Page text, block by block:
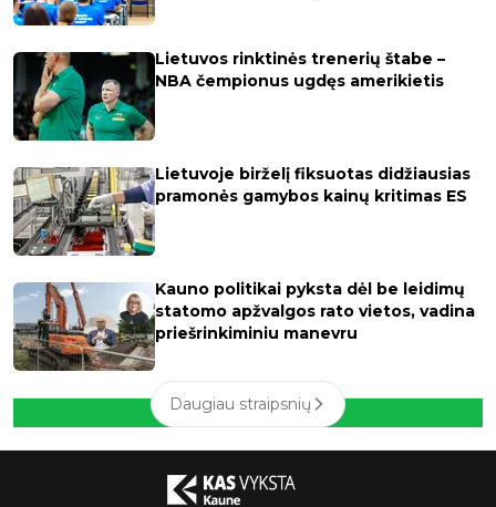
Lietuvos rinktinės trenerių štabe –
NBA čempionus ugdęs amerikietis
Lietuvoje birželį fiksuotas didžiausias
pramonės gamybos kainų kritimas ES
Kauno politikai pyksta dėl be leidimų
statomo apžvalgos rato vietos, vadina
priešrinkiminiu manevru
Daugiau straipsnių